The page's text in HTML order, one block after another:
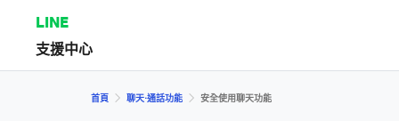
LINE
支援中心
首頁 聊天⋅通話功能 安全使用聊天功能